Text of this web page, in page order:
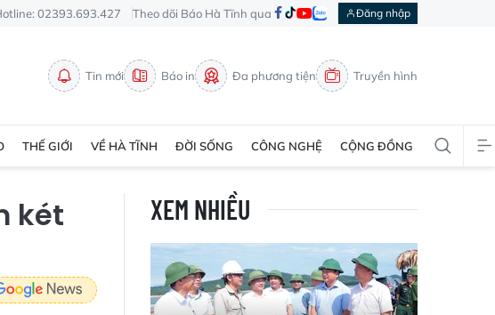
02393.693.427 Theo dõi Báo Hà Tĩnh qua Đăng nhập
Tin mới Báo in Đa phương tiện Truyền hình
THẾ GIỚI VỀ HÀ TĨNH ĐỜI SỐNG CÔNG NGHỆ CỘNG ĐỒNG
két
XEM NHIỀU